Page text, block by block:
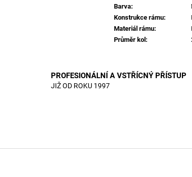
Barva:
Konstrukce rámu:
Materiál rámu:
Průměr kol:
PROFESIONÁLNÍ A VSTŘÍCNÝ PŘÍSTUP
JIŽ OD ROKU 1997